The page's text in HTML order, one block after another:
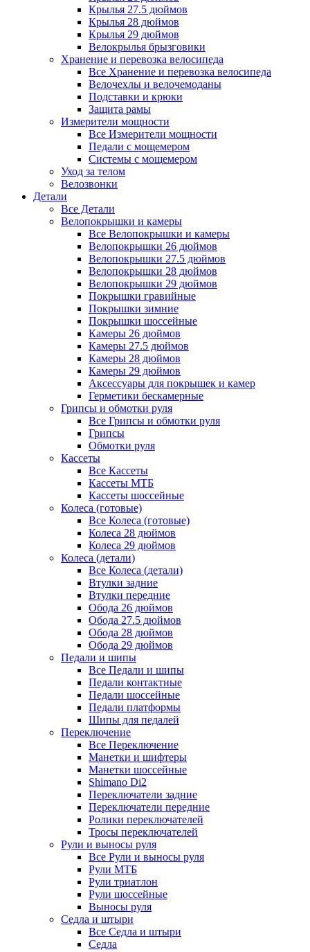
Крылья 27.5 дюймов
Крылья 28 дюймов
Крылья 29 дюймов
Велокрылья брызговики
Хранение и перевозка велосипеда
Все Хранение и перевозка велосипеда
Велочехлы и велочемоданы
Подставки и крюки
Защита рамы
Измерители мощности
Все Измерители мощности
Педали с мощемером
Системы с мощемером
Уход за телом
Велозвонки
Детали
Все Детали
Велопокрышки и камеры
Все Велопокрышки и камеры
Велопокрышки 26 дюймов
Велопокрышки 27.5 дюймов
Велопокрышки 28 дюймов
Велопокрышки 29 дюймов
Покрышки гравийные
Покрышки зимние
Покрышки шоссейные
Камеры 26 дюймов
Камеры 27.5 дюймов
Камеры 28 дюймов
Камеры 29 дюймов
Аксессуары для покрышек и камер
Герметики бескамерные
Грипсы и обмотки руля
Все Грипсы и обмотки руля
Грипсы
Обмотки руля
Кассеты
Все Кассеты
Кассеты МТБ
Кассеты шоссейные
Колеса (готовые)
Все Колеса (готовые)
Колеса 28 дюймов
Колеса 29 дюймов
Колеса (детали)
Все Колеса (детали)
Втулки задние
Втулки передние
Обода 26 дюймов
Обода 27.5 дюймов
Обода 28 дюймов
Обода 29 дюймов
Педали и шипы
Все Педали и шипы
Педали контактные
Педали шоссейные
Педали платформы
Шипы для педалей
Переключение
Все Переключение
Манетки и шифтеры
Манетки шоссейные
Shimano Di2
Переключатели задние
Переключатели передние
Ролики переключателей
Тросы переключателей
Рули и выносы руля
Все Рули и выносы руля
Рули МТБ
Рули триатлон
Рули шоссейные
Выносы руля
Седла и штыри
Все Седла и штыри
Седла